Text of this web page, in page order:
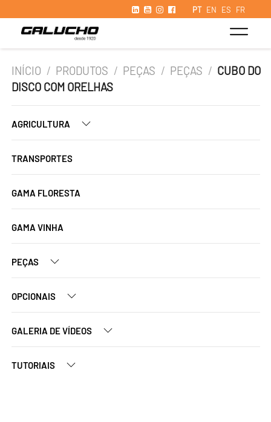
PT EN ES FR
INÍCIO / PRODUTOS / PEÇAS / PEÇAS / CUBO DO
DISCO COM ORELHAS
AGRICULTURA
TRANSPORTES
GAMA FLORESTA
GAMA VINHA
PEÇAS
OPCIONAIS
GALERIA DE VÍDEOS
TUTORIAIS